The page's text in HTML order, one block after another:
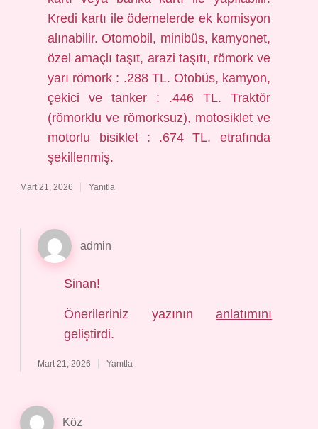
Kredi kartı ile ödemelerde ek komisyon
alınabilir. Otomobil, minibüs, kamyonet,
özel amaçlı taşıt, arazi taşıtı, römork ve
yarı römork : .288 TL. Otobüs, kamyon,
çekici ve tanker : .446 TL. Traktör
(römorklu ve römorksuz), motosiklet ve
motorlu bisiklet : .674 TL. etrafında
şekillenmiş.
Mart 21, 2026 Yanıtla
admin
Sinan!
Önerileriniz yazınınanlatımını
geliştirdi.
Mart 21, 2026 Yanıtla
Köz